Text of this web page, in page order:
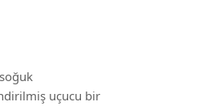
uçucu bir